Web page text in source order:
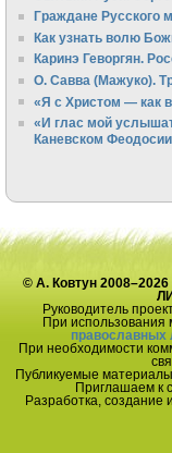
Граждане Русского
Как узнать волю
Каринэ Геворгян.
О. Савва (Мажуко).
«Я с Христом — как
«И глас мой
Каневском Феодосии
© А. Ковтун
Руководитель
При использования
При необходимости
Публикуемые материалы
Приглашаем к
Разработка, создание